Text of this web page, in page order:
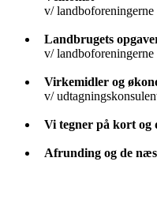
v/
Landbrugets
v/ landboforeningerne
Virkemidler og
v/
Vi tegner på kort
Afrunding og de